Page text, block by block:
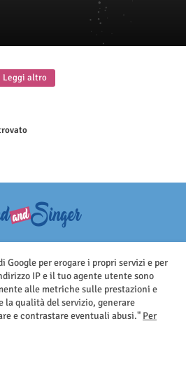
Leggi altro
Non può pertanto considerarsi
della legge n.62 del 7.03.2001
Copyright ©Sound And Singer
Google per erogare i propri servizi e per
IP e il tuo agente utente sono
alle metriche sulle prestazioni e
la qualità del servizio, generare
e contrastare eventuali abusi." Per